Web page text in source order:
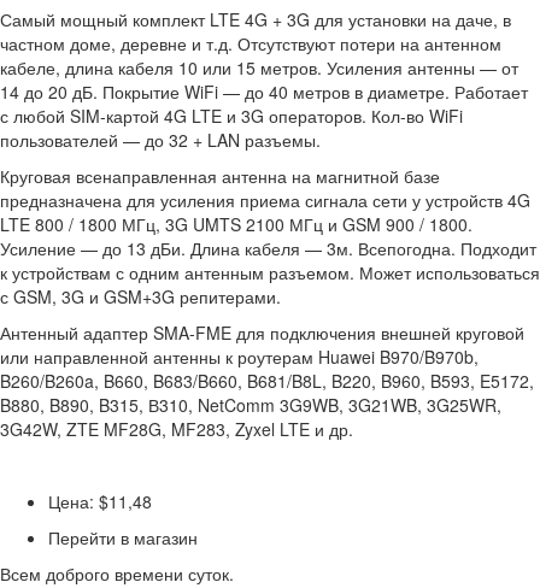
Самый мощный комплект LTE 4G + 3G для установки на даче, в
частном доме, деревне и т.д. Отсутствуют потери на антенном
кабеле, длина кабеля 10 или 15 метров. Усиления антенны — от
14 до 20 дБ. Покрытие WiFi — до 40 метров в диаметре. Работает
с любой SIM-картой 4G LTE и 3G операторов. Кол-во WiFi
пользователей — до 32 + LAN разъемы.
Круговая всенаправленная антенна на магнитной базе
предназначена для усиления приема сигнала сети у устройств 4G
LTE 800 / 1800 МГц, 3G UMTS 2100 МГц и GSM 900 / 1800.
Усиление — до 13 дБи. Длина кабеля — 3м. Всепогодна. Подходит
к устройствам с одним антенным разъемом. Может использоваться
с GSM, 3G и GSM+3G репитерами.
Антенный адаптер SMA-FME для подключения внешней круговой
или направленной антенны к роутерам Huawei B970/B970b,
B260/B260a, B660, B683/B660, B681/B8L, B220, B960, B593, E5172,
B880, B890, B315, В310, NetComm 3G9WB, 3G21WB, 3G25WR,
3G42W, ZTE MF28G, MF283, Zyxel LTE и др.
Цена: $11,48
Перейти в магазин
Всем доброго времени суток.